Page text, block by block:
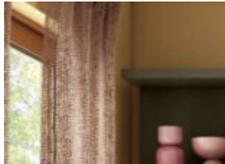
Inicio >Catálogo Infantil-Juvenil
vertical Delulu 59